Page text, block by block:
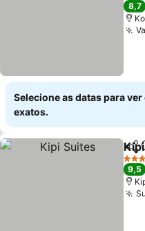
8,7
Selecione as datas para
exatos.
4
9,5